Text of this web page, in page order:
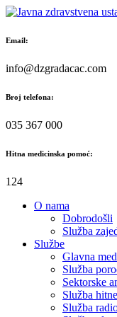
Skip
content
Email:
info@dzgradacac.com
Broj telefona:
035 367 000
Hitna medicinska pomoć:
124
O nama
Dobrodošli
Služba
Službe
Glavna
Služba
Sektorske
Služba
Služba